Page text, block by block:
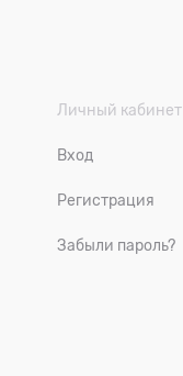
Личный кабинет
Вход
Регистрация
Забыли пароль?